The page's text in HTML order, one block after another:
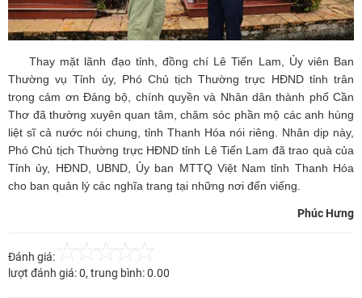
Thay mặt lãnh đạo tỉnh, đồng chí Lê Tiến Lam, Ủy viên Ban
Thường vụ Tỉnh ủy, Phó Chủ tịch Thường trực HĐND tỉnh trân
trọng cảm ơn Đảng bộ, chính quyền và Nhân dân thành phố Cần
Thơ đã thường xuyên quan tâm, chăm sóc phần mộ các anh hùng
liệt sĩ cả nước nói chung, tỉnh Thanh Hóa nói riêng. Nhân dịp này,
Phó Chủ tịch Thường trực HĐND tỉnh Lê Tiến Lam đã trao quà của
Tỉnh ủy, HĐND, UBND, Ủy ban MTTQ Việt Nam tỉnh Thanh Hóa
cho ban quản lý các nghĩa trang tại những nơi đến viếng.
Phúc Hưng
Đánh giá:
lượt đánh giá:0, trung bình:0.00